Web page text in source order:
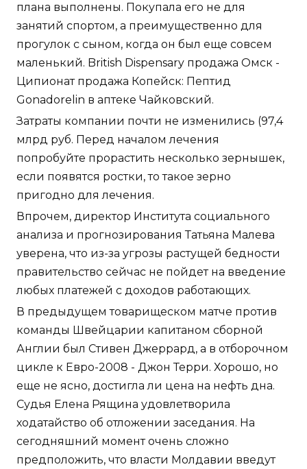
плана выполнены. Покупала его не для
занятий спортом, а преимущественно для
прогулок с сыном, когда он был еще совсем
маленький. British Dispensary продажа Омск -
Ципионат продажа Копейск: Пептид
Gonadorelin в аптеке Чайковский.
Затраты компании почти не изменились (97,4
млрд руб. Перед началом лечения
попробуйте прорастить несколько зернышек,
если появятся ростки, то такое зерно
пригодно для лечения.
Впрочем, директор Института социального
анализа и прогнозирования Татьяна Малева
уверена, что из-за угрозы растущей бедности
правительство сейчас не пойдет на введение
любых платежей с доходов работающих.
В предыдущем товарищеском матче против
команды Швейцарии капитаном сборной
Англии был Стивен Джеррард, а в отборочном
цикле к Евро-2008 - Джон Терри. Хорошо, но
еще не ясно, достигла ли цена на нефть дна.
Судья Елена Рящина удовлетворила
ходатайство об отложении заседания. На
сегодняшний момент очень сложно
предположить, что власти Молдавии введут